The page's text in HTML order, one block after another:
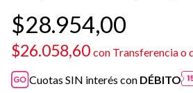
$28.954,00
$26.058,60 con Transferencia o
Cuotas SIN interés con DÉBITO